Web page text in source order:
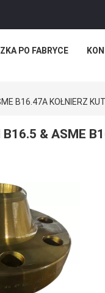
PO FABRYCE
B16.47A KOŁNIERZ
& ASME